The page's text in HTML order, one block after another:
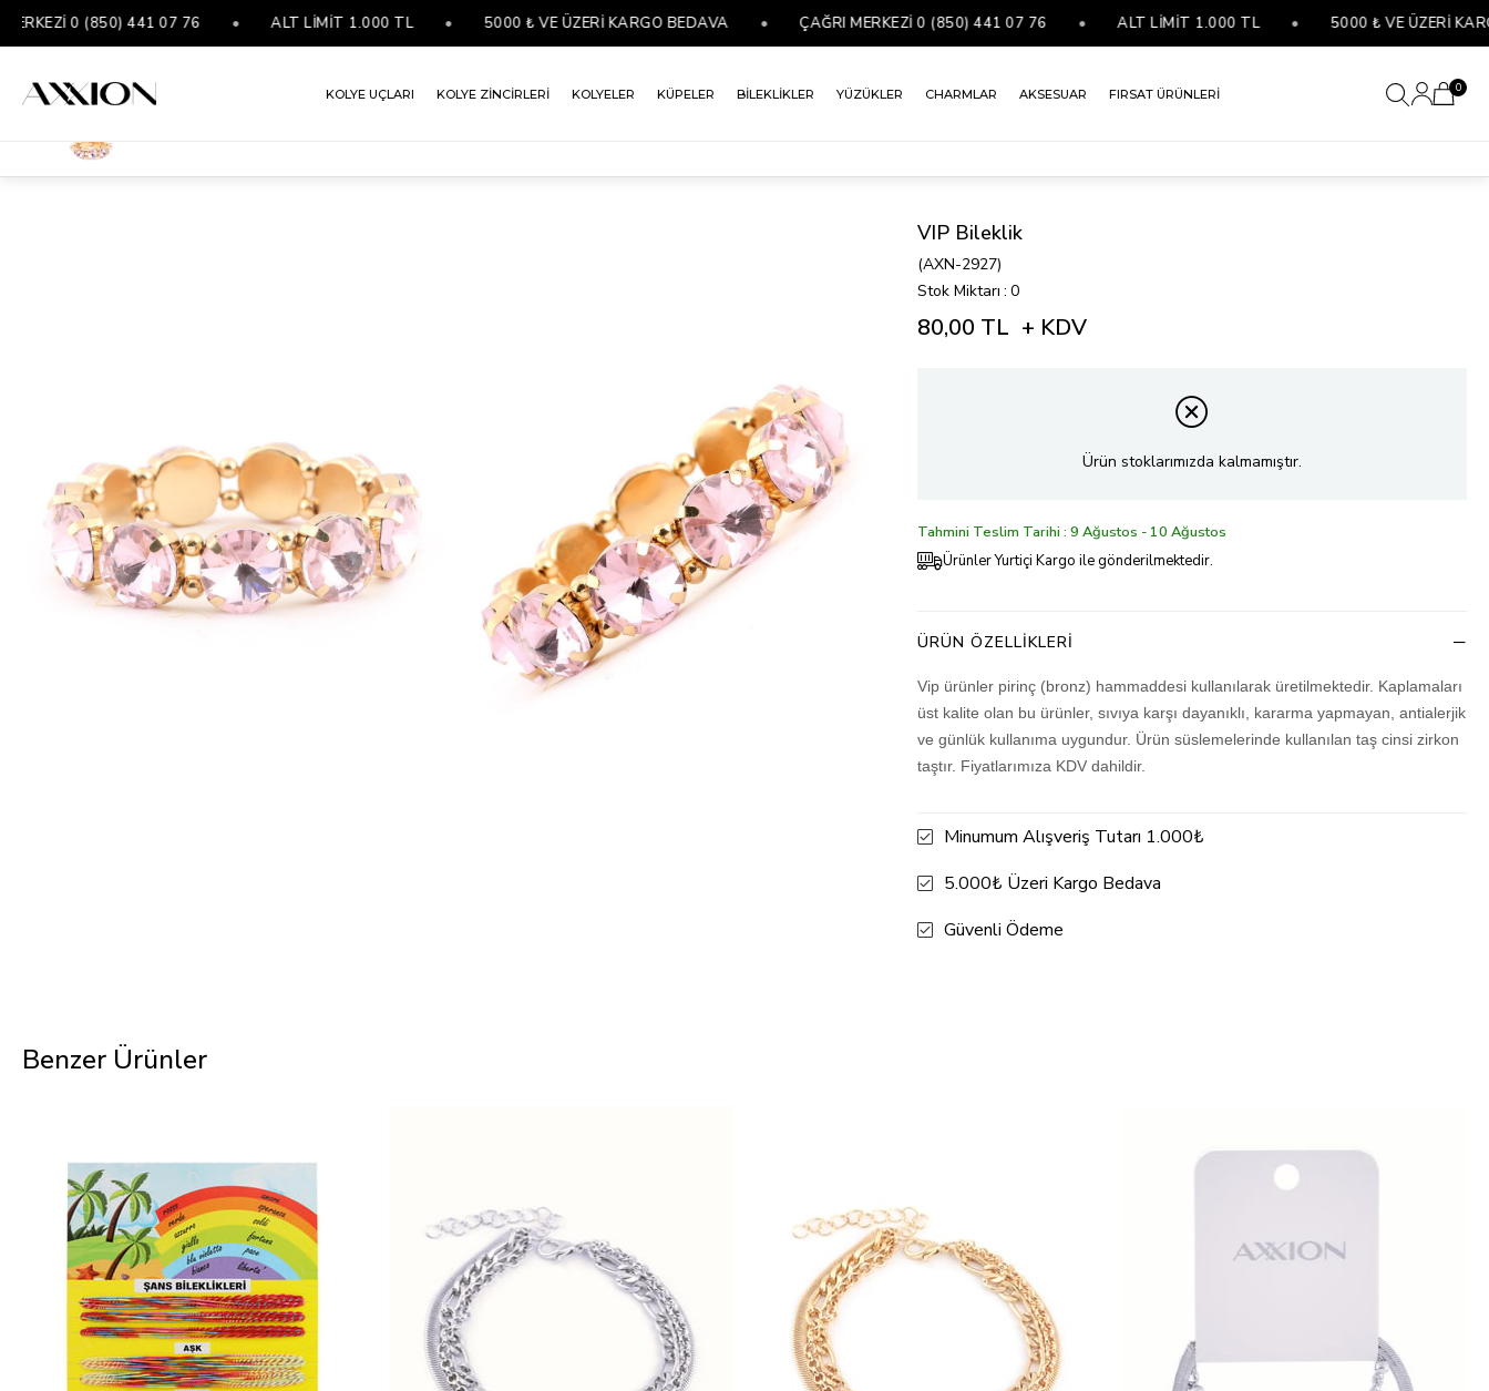
0 (850) 441 07 76 • ALT LİMİT 1.000 TL • 5000 ₺ VE ÜZERİ KARGO BEDAVA • ÇAĞRI MERKEZİ 0 (850) 441 07 76 • ALT LİMİT 1.000 TL • 5000 ₺ VE ÜZERİ KARGO
KOLYE UÇLARI KOLYE ZİNCİRLERİ KOLYELER KÜPELER BİLEKLİKLER YÜZÜKLER CHARMLAR AKSESUAR FIRSAT ÜRÜNLERİ 0
VIP Bileklik
(AXN-2927)
Stok Miktarı : 0
80,00 TL + KDV
Ürün stoklarımızda kalmamıştır.
Tahmini Teslim Tarihi : 9 Ağustos - 10 Ağustos
Ürünler Yurtiçi Kargo ile gönderilmektedir.
ÜRÜN ÖZELLIKLERI
Vip ürünler pirinç (bronz) hammaddesi kullanılarak üretilmektedir. Kaplamaları
üst kalite olan bu ürünler, sıvıya karşı dayanıklı, kararma yapmayan, antialerjik
ve günlük kullanıma uygundur. Ürün süslemelerinde kullanılan taş cinsi zirkon
taştır. Fiyatlarımıza KDV dahildir.
Minumum Alışveriş Tutarı 1.000₺
5.000₺ Üzeri Kargo Bedava
Güvenli Ödeme
Benzer Ürünler